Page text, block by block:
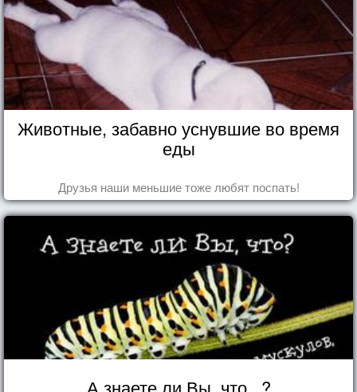
Животные, забавно уснувшие во время
еды
Друзья наши меньшие тоже любят поспать!
А знаете ли Вы, что...?